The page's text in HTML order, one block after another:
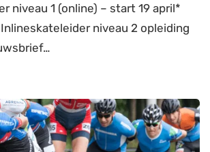
niveau 1 (online) – start 19 april*
niveau 2 opleiding